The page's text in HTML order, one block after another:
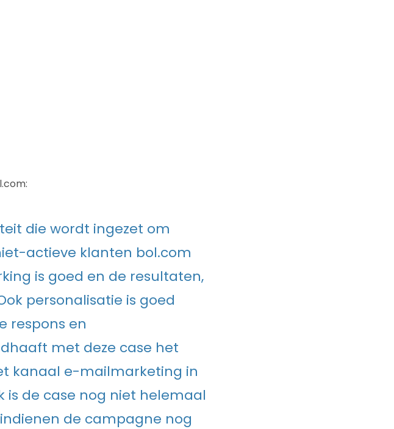
die wordt ingezet om
actieve klanten bol.com
is goed en de resultaten,
personalisatie is goed
respons en
met deze case het
kanaal e-mailmarketing in
is de case nog niet helemaal
de campagne nog